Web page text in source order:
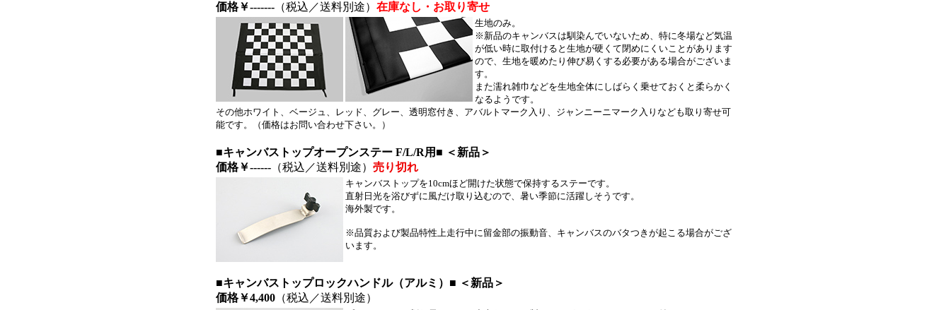
価格￥-------（税込／送料別途） 在庫なし・お取り寄せ
生地のみ。
※新品のキャンバスは馴染んでいないため、特に冬場など気温
が低い時に取付けると生地が硬くて閉めにくいことがあります
ので、生地を暖めたり伸び易くする必要がある場合がございま
す。
また濡れ雑巾などを生地全体にしばらく乗せておくと柔らかく
なるようです。
その他ホワイト、ベージュ、レッド、グレー、透明窓付き、アバルトマーク入り、ジャンニーニマーク入りなども取り寄せ可
能です。（価格はお問い合わせ下さい。）
■キャンバストップオープンステー F/L/R用■ ＜新品＞
価格￥------（税込／送料別途） 売り切れ
キャンバストップを10cmほど開けた状態で保持するステーです。
直射日光を浴びずに風だけ取り込むので、暑い季節に活躍しそうです。
海外製です。
※品質および製品特性上走行中に留金部の振動音、キャンバスのバタつきが起こる場合がござ
います。
■キャンバストップロックハンドル（アルミ）■ ＜新品＞
価格￥4,400（税込／送料別途）